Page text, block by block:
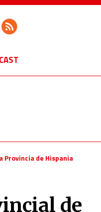
Provincia de Hispania
de